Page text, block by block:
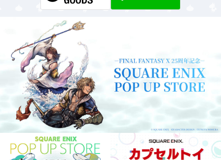
コラム
会社情報 採用情報
SQUARE ENIX サイト内検索